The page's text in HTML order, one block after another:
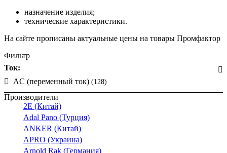
назначение изделия;
технические характеристики.
На сайте прописаны актуальные цены на товары Промфактор
Фильтр
Ток:
AC (переменный ток) (128)
Производители
2E (Китай)
Adal Pano (Турция)
ANKER (Китай)
APRO (Украина)
Arnold Rak (Германия)